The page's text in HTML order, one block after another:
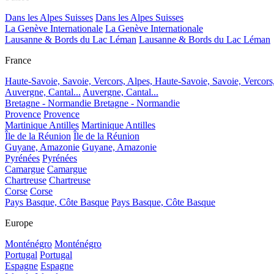
Dans les Alpes Suisses Dans les Alpes Suisses
La Genève Internationale La Genève Internationale
Lausanne & Bords du Lac Léman Lausanne & Bords du Lac Léman
France
Haute-Savoie, Savoie, Vercors, Alpes, Haute-Savoie, Savoie,
Auvergne, Cantal... Auvergne, Cantal...
Bretagne - Normandie Bretagne - Normandie
Provence Provence
Martinique Antilles Martinique Antilles
Île de la Réunion Île de la Réunion
Guyane, Amazonie Guyane, Amazonie
Pyrénées Pyrénées
Camargue Camargue
Chartreuse Chartreuse
Corse Corse
Pays Basque, Côte Basque Pays Basque, Côte Basque
Europe
Monténégro Monténégro
Portugal Portugal
Espagne Espagne